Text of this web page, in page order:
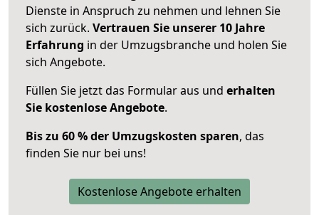
Dienste in Anspruch zu nehmen und lehnen Sie
sich zurück. Vertrauen Sie unserer 10 Jahre
Erfahrung in der Umzugsbranche und holen Sie
sich Angebote.
Füllen Sie jetzt das Formular aus und erhalten
Sie kostenlose Angebote.
Bis zu 60 % der Umzugskosten sparen, das
finden Sie nur bei uns!
Kostenlose Angebote erhalten